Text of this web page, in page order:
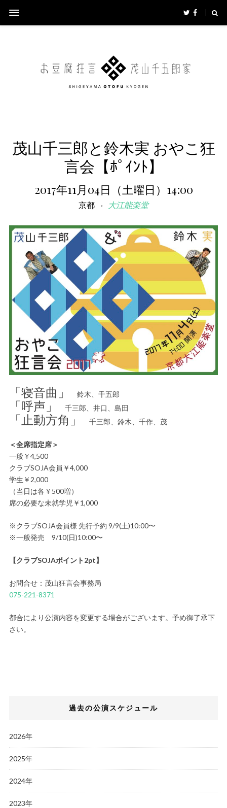
茂山千三郎と鈴木実 おやこ狂
言会【ﾎﾟｲﾝﾄ】
2017年11月04日（土曜日）14:00
京都 大江能楽堂
「寝音曲」 鈴木、千五郎
「呼声」 千三郎、井口、島田
「止動方角」 千三郎、鈴木、千作、茂
＜全席指定席＞
一般￥4,500
クラブSOJA会員￥4,000
学生￥2,000
（当日は各￥500増）
席の必要な未就学児￥1,000
※クラブSOJA会員様 先行予約 9/9(土)10:00〜
※一般発売 9/10(日)10:00〜
【クラブSOJAポイント2pt】
お問合せ：茂山狂言会事務局
075-221-8371
都合により公演内容を変更する場合がございます。予め御了承下
さい。
過去の公演スケジュール
2026年
2025年
2024年
2023年